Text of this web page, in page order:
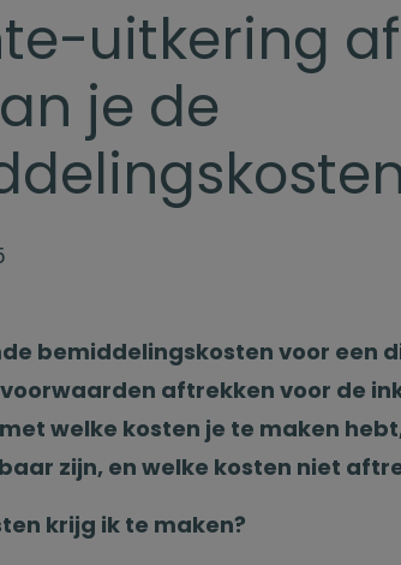
uitkering
je de
bemiddelingskosten voor een
aftrekken voor de
welke kosten je te maken
zijn, en welke kosten niet
krijg ik te maken?